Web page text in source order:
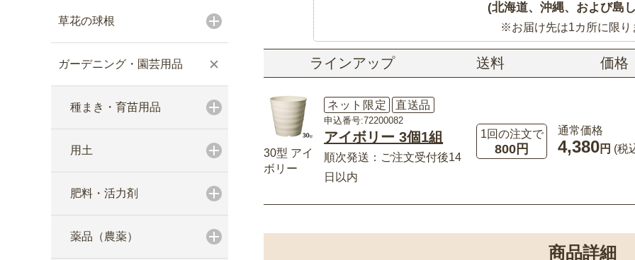
草花の球根
ガーデニング・園芸用品
種まき・育苗用品
用土
肥料・活力剤
薬品（農薬）
(北海道、沖縄、および島
※お届け先は1カ所に限り
ラインアップ 送料 価格
30型 アイ
ボリー
ネット限定 直送品
申込番号:72200082
アイボリー 3個1組
順次発送：ご注文受付後14
日以内
1回の注文で
800円
通常価格
4,380円 (税
商品詳細